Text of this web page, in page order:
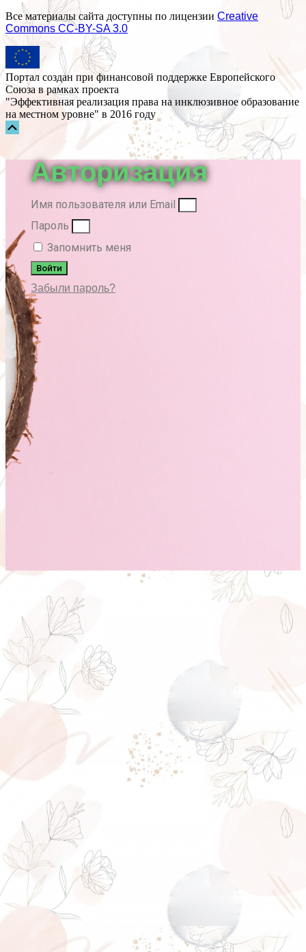
Все материалы сайта доступны по лицензии Creative
Commons СС-BY-SA 3.0
Портал создан при финансовой поддержке Европейского
Союза в рамках проекта
"Эффективная реализация права на инклюзивное образование
на местном уровне" в 2016 году
Авторизация
Имя пользователя или Email
Пароль
Запомнить меня
Войти
Забыли пароль?